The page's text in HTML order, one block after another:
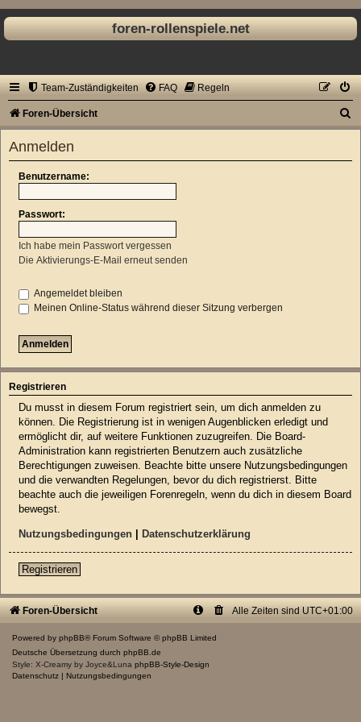
foren-rollenspiele.net
Team-Zuständigkeiten FAQ Regeln
Foren-Übersicht
Anmelden
Benutzername:
Passwort:
Ich habe mein Passwort vergessen
Die Aktivierungs-E-Mail erneut senden
Angemeldet bleiben
Meinen Online-Status während dieser Sitzung verbergen
Registrieren
Du musst in diesem Forum registriert sein, um dich anmelden zu
können. Die Registrierung ist in wenigen Augenblicken erledigt und
ermöglicht dir, auf weitere Funktionen zuzugreifen. Die Board-
Administration kann registrierten Benutzern auch zusätzliche
Berechtigungen zuweisen. Beachte bitte unsere Nutzungsbedingungen
und die verwandten Regelungen, bevor du dich registrierst. Bitte
beachte auch die jeweiligen Forenregeln, wenn du dich in diesem Board
bewegst.
Nutzungsbedingungen Datenschutzerklärung
Registrieren
Foren-Übersicht Alle Zeiten sind UTC+01:00
Powered by phpBB® Forum Software © phpBB Limited
Deutsche Übersetzung durch phpBB.de
Style: X-Creamy by Joyce&Luna phpBB-Style-Design
Datenschutz
Nutzungsbedingungen